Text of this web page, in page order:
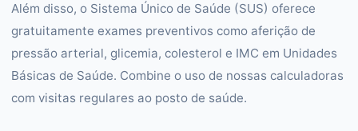
Além disso, o Sistema Único de Saúde (SUS) oferece
gratuitamente exames preventivos como aferição de
pressão arterial, glicemia, colesterol e IMC em Unidades
Básicas de Saúde. Combine o uso de nossas calculadoras
com visitas regulares ao posto de saúde.